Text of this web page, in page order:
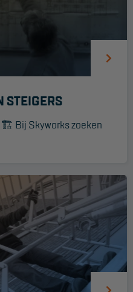
STEIGERS
🏗️ Bij Skyworks zoeken